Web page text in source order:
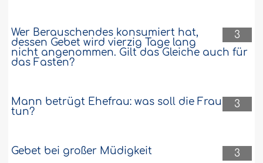
3
Wer Berauschendes konsumiert hat,
dessen Gebet wird vierzig Tage lang
nicht angenommen. Gilt das Gleiche auch für
das Fasten?
3
Mann betrügt Ehefrau: was soll die Frau
tun?
3
Gebet bei großer Müdigkeit